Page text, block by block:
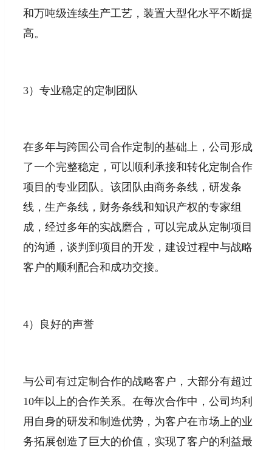
和万吨级连续生产工艺，装置大型化水平不断提
高。
3）专业稳定的定制团队
在多年与跨国公司合作定制的基础上，公司形成
了一个完整稳定，可以顺利承接和转化定制合作
项目的专业团队。该团队由商务条线，研发条
线，生产条线，财务条线和知识产权的专家组
成，经过多年的实战磨合，可以完成从定制项目
的沟通，谈判到项目的开发，建设过程中与战略
客户的顺利配合和成功交接。
4）良好的声誉
与公司有过定制合作的战略客户，大部分有超过
10年以上的合作关系。在每次合作中，公司均利
用自身的研发和制造优势，为客户在市场上的业
务拓展创造了巨大的价值，实现了客户的利益最